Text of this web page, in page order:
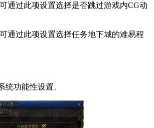
通过此项设置选择是否跳过游戏内CG动
通过此项设置选择任务地下城的难易程
统功能性设置。